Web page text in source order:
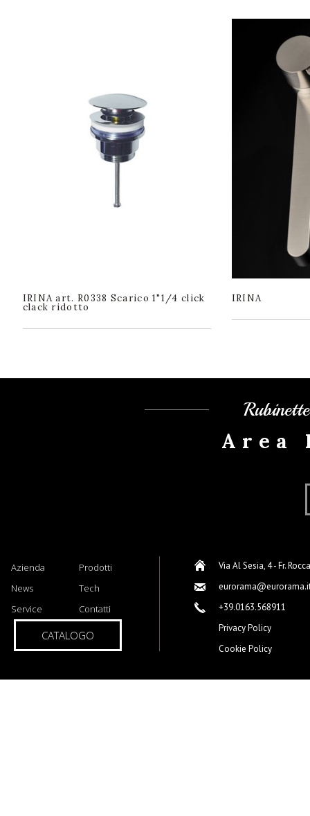
IRINA art. R0338 Scarico 1"1/4 click
clack ridotto
IRINA
Area
Azienda
Prodotti
News
Tech
Service
Contatti
CATALOGO
Via Al Sesia, 4 - Fr.
+39.0163.568911
Privacy Policy
Cookie Policy